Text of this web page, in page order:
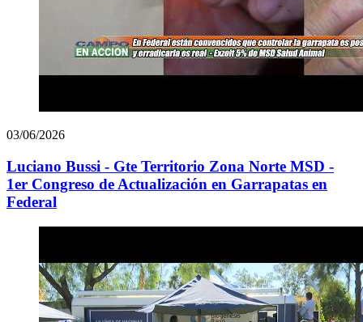
03/06/2026
Luciano Bussi - Gte Territorio Zona Norte MSD -
1er Congreso de Actualización en Garrapatas en
Federal